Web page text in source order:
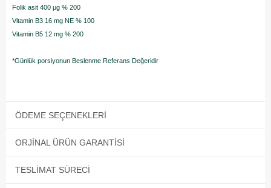
Folik asit 400 µg % 200
Vitamin B3 16 mg NE % 100
Vitamin B5 12 mg % 200
*Günlük porsiyonun Beslenme Referans Değeridir
ÖDEME SEÇENEKLERI
ORJINAL ÜRÜN GARANTISI
TESLIMAT SÜRECI